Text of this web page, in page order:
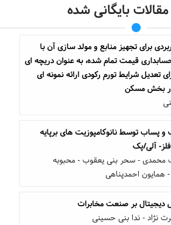
بایگانی شده
برای تجهیز منابع و مولد سازی آن با
قیمت تمام شده، به عنوان دریچه ای
تعدیل شرایط تورم رکودی ارائه نمونه ای
در بخش مسکن
پساب توسط نانوکامپوزیت های برپایه
آلی/پک
محمدی - سحر بنی یعقوب - محبوبه
همایون احمدپناهی
دیجیتال بر صنعت مخابرات
نژاد - ندا بنی حسینی